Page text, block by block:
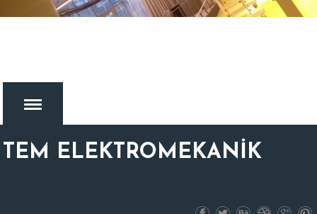
TEM ELEKTROMEKANİK
MENU